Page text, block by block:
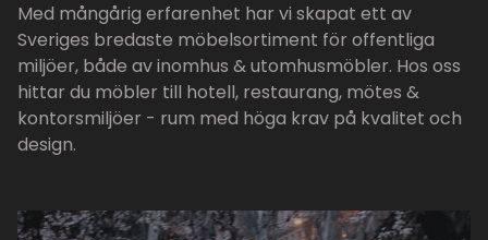
Med mångårig erfarenhet har vi skapat ett av
Sveriges bredaste möbelsortiment för offentliga
miljöer, både av inomhus & utomhusmöbler. Hos oss
hittar du möbler till hotell, restaurang, mötes &
kontorsmiljöer - rum med höga krav på kvalitet och
design.